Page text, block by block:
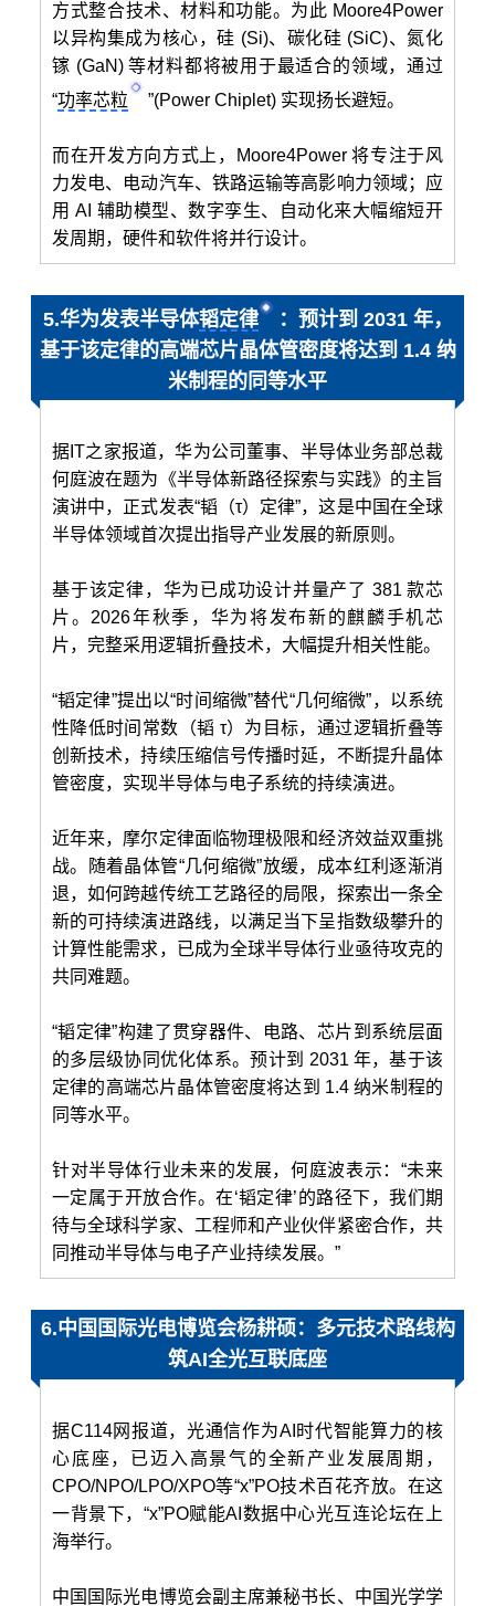
方式整合技术、材料和功能。为此 Moore4Power
以异构集成为核心，硅 (Si)、碳化硅 (SiC)、氮化
镓 (GaN) 等材料都将被用于最适合的领域，通过
“功率芯粒 ”(Power Chiplet) 实现扬长避短。
而在开发方向方式上，Moore4Power 将专注于风
力发电、电动汽车、铁路运输等高影响力领域；应
用 AI 辅助模型、数字孪生、自动化来大幅缩短开
发周期，硬件和软件将并行设计。
5.华为发表半导体韬定律
：预计到 2031 年，
基于该定律的高端芯片晶体管密度将达到 1.4 纳
米制程的同等水平
据IT之家报道，华为公司董事、半导体业务部总裁
何庭波在题为《半导体新路径探索与实践》的主旨
演讲中，正式发表“韬（τ）定律”，这是中国在全球
半导体领域首次提出指导产业发展的新原则。
基于该定律，华为已成功设计并量产了 381 款芯
片。2026年秋季，华为将发布新的麒麟手机芯
片，完整采用逻辑折叠技术，大幅提升相关性能。
“韬定律”提出以“时间缩微”替代“几何缩微”，以系统
性降低时间常数（韬 τ）为目标，通过逻辑折叠等
创新技术，持续压缩信号传播时延，不断提升晶体
管密度，实现半导体与电子系统的持续演进。
近年来，摩尔定律面临物理极限和经济效益双重挑
战。随着晶体管“几何缩微”放缓，成本红利逐渐消
退，如何跨越传统工艺路径的局限，探索出一条全
新的可持续演进路线，以满足当下呈指数级攀升的
计算性能需求，已成为全球半导体行业亟待攻克的
共同难题。
“韬定律”构建了贯穿器件、电路、芯片到系统层面
的多层级协同优化体系。预计到 2031 年，基于该
定律的高端芯片晶体管密度将达到 1.4 纳米制程的
同等水平。
针对半导体行业未来的发展，何庭波表示：“未来
一定属于开放合作。在‘韬定律’的路径下，我们期
待与全球科学家、工程师和产业伙伴紧密合作，共
同推动半导体与电子产业持续发展。”
6.中国国际光电博览会杨耕硕：多元技术路线构
筑AI全光互联底座
据C114网报道，光通信作为AI时代智能算力的核
心底座，已迈入高景气的全新产业发展周期，
CPO/NPO/LPO/XPO等“x”PO技术百花齐放。在这
一背景下，“x”PO赋能AI数据中心光互连论坛在上
海举行。
中国国际光电博览会副主席兼秘书长、中国光学学